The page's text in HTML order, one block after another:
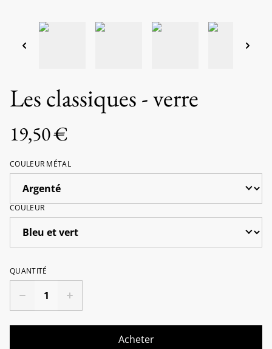
Les classiques - verre
19,50 €
COULEUR MÉTAL
COULEUR
QUANTITÉ
Acheter